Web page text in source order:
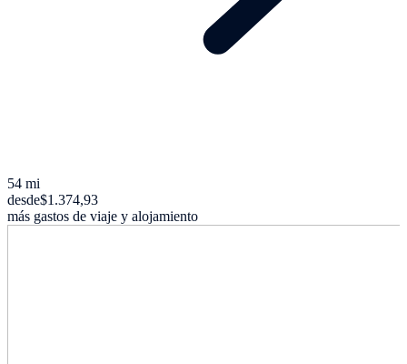
54 mi
desde$1.374,93
más gastos de viaje y alojamiento